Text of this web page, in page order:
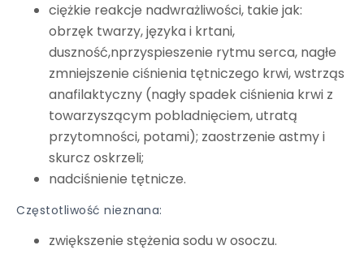
ciężkie reakcje nadwrażliwości, takie jak:
obrzęk twarzy, języka i krtani,
duszność,nprzyspieszenie rytmu serca, nagłe
zmniejszenie ciśnienia tętniczego krwi, wstrząs
anafilaktyczny (nagły spadek ciśnienia krwi z
towarzyszącym pobladnięciem, utratą
przytomności, potami); zaostrzenie astmy i
skurcz oskrzeli;
nadciśnienie tętnicze.
Częstotliwość nieznana:
zwiększenie stężenia sodu w osoczu.